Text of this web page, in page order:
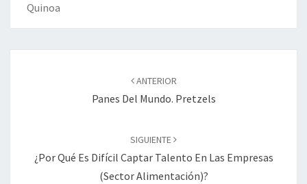
Quinoa
ANTERIOR
Panes Del Mundo. Pretzels
SIGUIENTE
¿Por Qué Es Difícil Captar Talento En Las Empresas
(sector Alimentación)?